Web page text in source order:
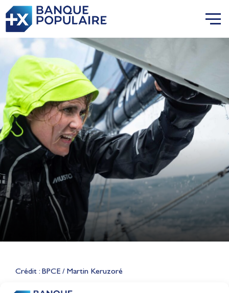
Crédit : BPCE / Martin Keruzoré
Lauriane Nolot en or à Long
Jeux Olympiques 2028